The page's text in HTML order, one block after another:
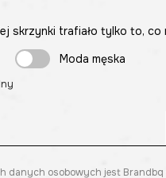
skrzynki trafiało tylko to,
Moda męska
osobowych jest Brandbq